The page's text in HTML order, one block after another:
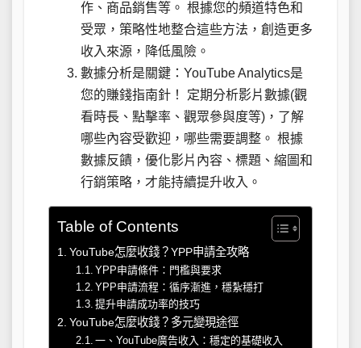
作、商品銷售等。 根據您的頻道特色和
受眾，策略性地整合這些方法，創造更多
收入來源，降低風險。
數據分析是關鍵：YouTube Analytics是
您的賺錢指南針！ 定期分析影片數據(觀
看時長、點擊率、觀眾參與度等)，了解
哪些內容受歡迎，哪些需要調整。 根據
數據反饋，優化影片內容、標題、縮圖和
行銷策略，才能持續提升收入。
Table of Contents
YouTube怎麼收錢？YPP申請全攻略
YPP申請條件：門檻與要求
YPP申請流程：循序漸進，穩紮穩打
提升申請成功率的技巧
YouTube怎麼收錢？多元變現途徑
一、YouTube廣告收入：穩定的基礎收入